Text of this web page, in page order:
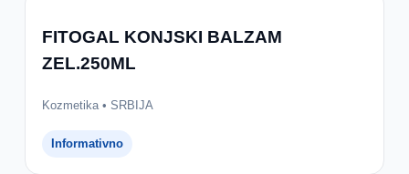
FITOGAL KONJSKI BALZAM
ZEL.250ML
Kozmetika • SRBIJA
Informativno